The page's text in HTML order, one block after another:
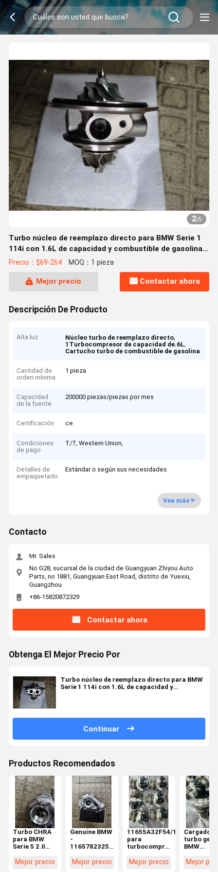
2/5
Turbo núcleo de reemplazo directo para BMW Serie 1
114i con 1.6L de capacidad y combustible de gasolina
N13B16M0 Motor
Precio：$69-264 MOQ：1 pieza
Mejor precio Contactar ahora
Descripción De Producto
Alta luz Núcleo turbo de reemplazo directo,
1Turbocompresor de capacidad de.6L,
Cartucho turbo de combustible de gasolina
Cantidad de
orden mínima
1 pieza
Capacidad
de la fuente
200000 piezas/piezas por mes
Certificación ce
Condiciones
de pago
T/T, Western Union,
Detalles de
empaquetado
Estándar o según sus necesidades
Vea más
Contacto
Mr. Sales
No G28, sucursal de la ciudad de Guangyuan Zhiyou Auto
Parts, no 1881, Guangyuan East Road, distrito de Yuexiu,
Guangzhou
+86-15820872329
Contactar ahora
Obtenga El Mejor Precio Por
Turbo núcleo de reemplazo directo para BMW
Serie 1 114i con 1.6L de capacidad y
Continuar
Productos Recomendados
Turbo CHRA
para BMW
Serie 5 2.0
N47D20T1
Mejor precio
Genuine BMW
-
11657823256
TURBO
Mejor precio
11655A32F54/
para
turbocompresor
BW B48
Mejor precio
Cargador
turbo
BMW
en el
Mejor